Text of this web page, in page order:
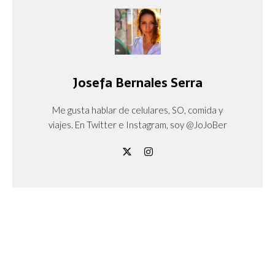
Josefa Bernales Serra
Me gusta hablar de celulares, SO, comida y
viajes. En Twitter e Instagram, soy @JoJoBer